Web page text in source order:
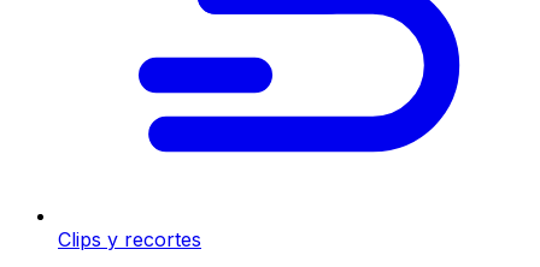
Clips y recortes